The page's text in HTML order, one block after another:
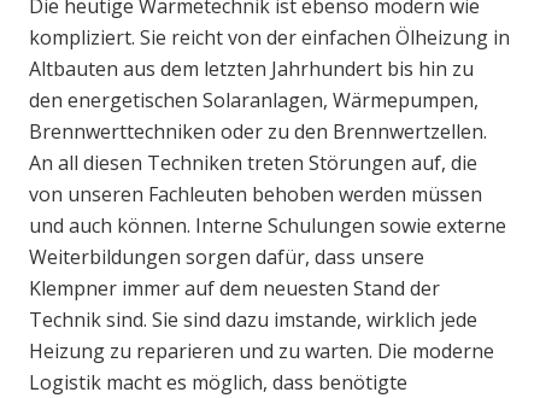
Die heutige Wärmetechnik ist ebenso modern wie
kompliziert. Sie reicht von der einfachen Ölheizung in
Altbauten aus dem letzten Jahrhundert bis hin zu
den energetischen Solaranlagen, Wärmepumpen,
Brennwerttechniken oder zu den Brennwertzellen.
An all diesen Techniken treten Störungen auf, die
von unseren Fachleuten behoben werden müssen
und auch können. Interne Schulungen sowie externe
Weiterbildungen sorgen dafür, dass unsere
Klempner immer auf dem neuesten Stand der
Technik sind. Sie sind dazu imstande, wirklich jede
Heizung zu reparieren und zu warten. Die moderne
Logistik macht es möglich, dass benötigte